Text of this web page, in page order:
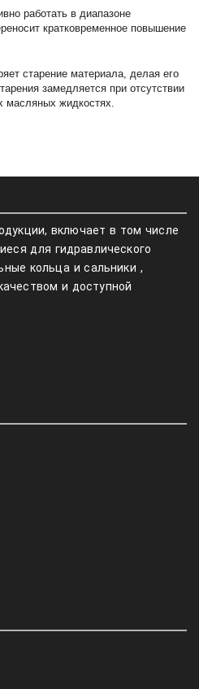
работать в диапазоне
кратковременное повышение
старение материала, делая его
замедляется при отсутствии
масляных жидкостях.
включает в том числе
для гидравлического
кольца и сальники ,
и доступной